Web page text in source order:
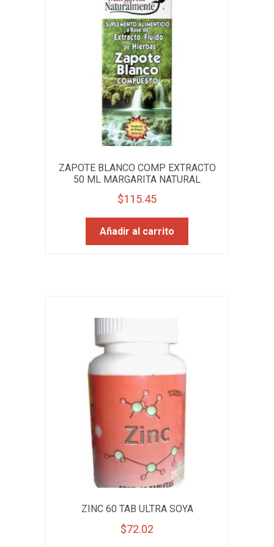
ZAPOTE BLANCO COMP EXTRACTO
50 ML MARGARITA NATURAL
$115.45
Añadir al carrito
ZINC 60 TAB ULTRA SOYA
$72.02